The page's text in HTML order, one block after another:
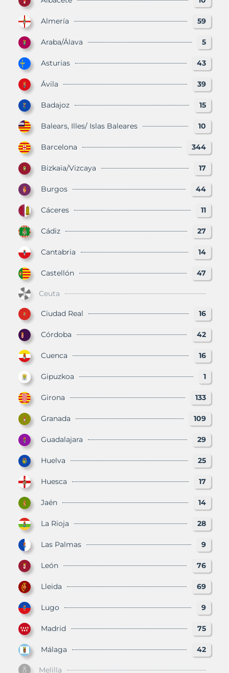
Almería 59
Araba/Álava 5
Asturias 43
Ávila 39
Badajoz 15
Balears, Illes/ Islas Baleares 10
Barcelona 344
Bizkaia/Vizcaya 17
Burgos 44
Cáceres 11
Cádiz 27
Cantabria 14
Castellón 47
Ceuta
Ciudad Real 16
Córdoba 42
Cuenca 16
Gipuzkoa 1
Girona 133
Granada 109
Guadalajara 29
Huelva 25
Huesca 17
Jaén 14
La Rioja 28
Las Palmas 9
León 76
Lleida 69
Lugo 9
Madrid 75
Málaga 42
Melilla